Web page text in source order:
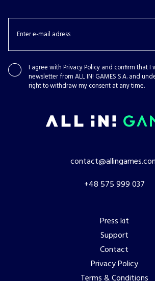
I agree with Privacy Policy and confirm that I
newsletter from ALL IN! GAMES S.A. and
right to withdraw my consent at any time.
+48 575 999 037
Press kit
Support
Contact
Privacy Policy
Terms & Conditions